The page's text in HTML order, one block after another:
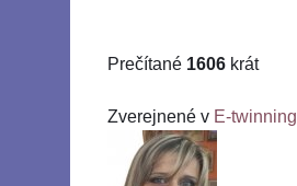
Prečítané 1606 krát
Zverejnené v E-twinning